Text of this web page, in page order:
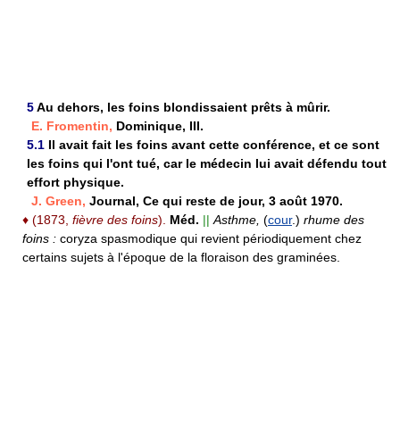
5Au dehors, les foins blondissaient prêts à mûrir.
E. Fromentin, Dominique, III.
5.1 Il avait fait les foins avant cette conférence, et ce sont
les foins qui l'ont tué, car le médecin lui avait défendu tout
effort physique.
J. Green, Journal, Ce qui reste de jour, 3 août 1970.
♦ (1873, fièvre des foins). Méd. || Asthme, (cour.) rhume des
foins : coryza spasmodique qui revient périodiquement chez
certains sujets à l'époque de la floraison des graminées.